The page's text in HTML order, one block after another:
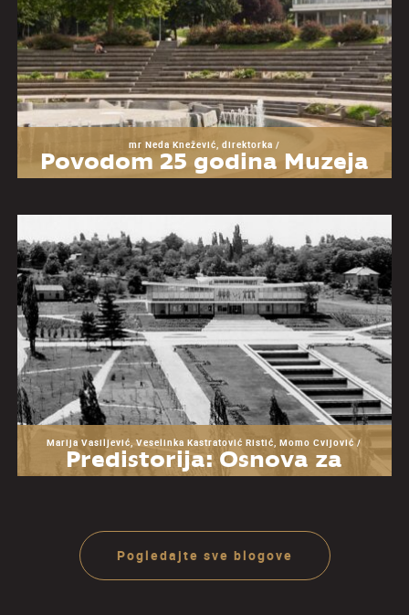
mr Neda Knežević, direktorka /
Povodom 25 godina Muzeja
Marija Vasiljević, Veselinka Kastratović Ristić, Momo Cvijović /
Predistorija: Osnova za
Pogledajte sve blogove